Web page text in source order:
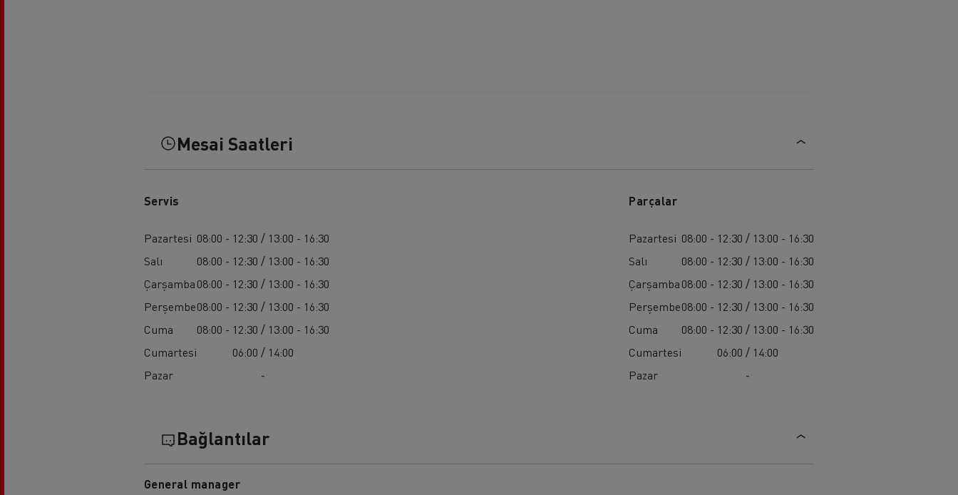
Mesai Saatleri
Servis
Pazartesi 08:00 - 12:30 / 13:00 - 16:30
Salı
08:00 - 12:30 / 13:00 - 16:30
Çarşamba08:00 - 12:30 / 13:00 - 16:30
Perşembe08:00 - 12:30 / 13:00 - 16:30
Cuma
08:00 - 12:30 / 13:00 - 16:30
Cumartesi
06:00 / 14:00
Pazar
-
Parçalar
Pazartesi 08:00 - 12:30 / 13:00 - 16:30
Salı
08:00 - 12:30 / 13:00 - 16:30
Çarşamba08:00 - 12:30 / 13:00 - 16:30
Perşembe08:00 - 12:30 / 13:00 - 16:30
Cuma
08:00 - 12:30 / 13:00 - 16:30
Cumartesi
06:00 / 14:00
Pazar
-
Bağlantılar
General manager